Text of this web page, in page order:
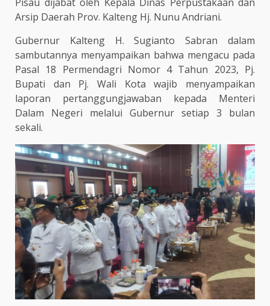
Arsip Daerah Prov. Kalteng Hj. Nunu Andriani.
Gubernur Kalteng H. Sugianto Sabran dalam
sambutannya menyampaikan bahwa mengacu pada
Pasal 18 Permendagri Nomor 4 Tahun 2023, Pj.
Bupati dan Pj. Wali Kota wajib menyampaikan
laporan pertanggungjawaban kepada Menteri
Dalam Negeri melalui Gubernur setiap 3 bulan
sekali.